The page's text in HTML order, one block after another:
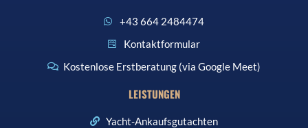
+43 664 2484474
Kontaktformular
Kostenlose Erstberatung (via Google Meet)
LEISTUNGEN
Yacht-Ankaufsgutachten